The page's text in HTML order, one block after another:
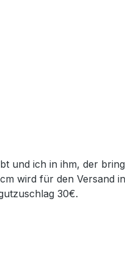
wird für den Versand
30€.